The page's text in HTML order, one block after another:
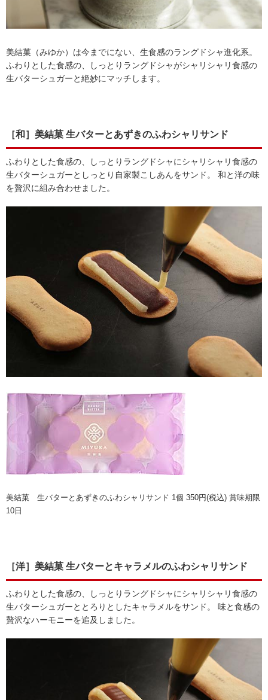
美結菓（みゆか）は今までにない、生食感のラングドシャ進化系。
ふわりとした食感の、しっとりラングドシャがシャリシャリ食感の
生バターシュガーと絶妙にマッチします。
［和］美結菓 生バターとあずきのふわシャリサンド
ふわりとした食感の、しっとりラングドシャにシャリシャリ食感の
生バターシュガーとしっとり自家製こしあんをサンド。 和と洋の味
を贅沢に組み合わせました。
美結菓 生バターとあずきのふわシャリサンド 1個 350円(税込) 賞味期限
10日
［洋］美結菓 生バターとキャラメルのふわシャリサンド
ふわりとした食感の、しっとりラングドシャにシャリシャリ食感の
生バターシュガーととろりとしたキャラメルをサンド。 味と食感の
贅沢なハーモニーを追及しました。